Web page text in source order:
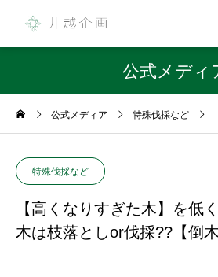
公式メディ
公式メディア 特殊伐採など
特殊伐採など
【高くなりすぎた木】を低
木は枝落としor伐採??【倒